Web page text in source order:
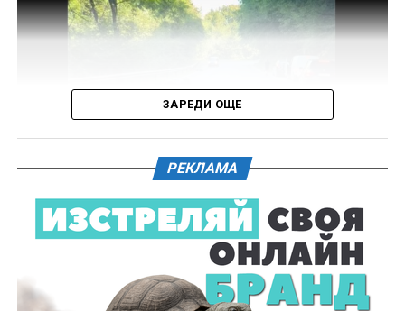
Във връзка с изясняване на този въпрос предстои
назначаване на химическа експертиза на иззети в
Действията по разследването продължават под
ръководството на Окръжна прокуратура – Габрово.
61-годишен мъж от севлиевското село Шумата
загуби живота след като катастрофира с мотор.
Тежкият инцидент е станал в събота, 1 август, около
10.00 часа в прохода Шипка. По данни на полицията
мотористът е самокатастрофирал.
ЗАРЕДИ ОЩЕ
РЕКЛАМА